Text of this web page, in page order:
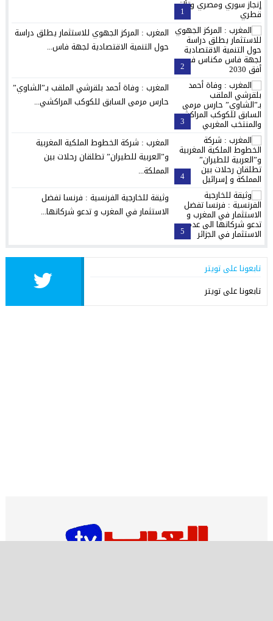
1
2
المغرب : المركز الجهوي للاستثمار يطلق دراسة
حول التنمية الاقتصادية لجهة فاس...
3
المغرب : وفاة أحمد بلقرشي الملقب بـ”الشاوي”
حارس مرمى السابق للكوكب المراكشي...
4
المغرب : شركة الخطوط الملكية المغربية
و”العربية للطيران” تطلقان رحلات بين
المملكة...
5
وثيقة للخارجية الفرنسية : فرنسا تفضل
الاستثمار في المغرب و تدعو شركاتها...
تابعونا على تويتر
تابعونا على تويتر